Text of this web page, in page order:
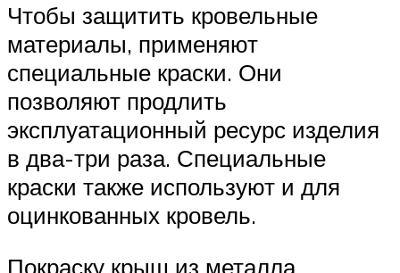
Чтобы защитить кровельные
материалы, применяют
специальные краски. Они
позволяют продлить
эксплуатационный ресурс изделия
в два-три раза. Специальные
краски также используют и для
оцинкованных кровель.
Покраску крыш из металла